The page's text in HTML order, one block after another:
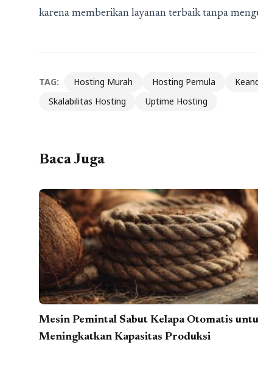
karena memberikan layanan terbaik tanpa
TAG: Hosting Murah Hosting Pemula
Skalabilitas Hosting
Uptime Hosting
Baca Juga
Mesin Pemintal Sabut Kelapa Otomatis
Meningkatkan Kapasitas Produksi